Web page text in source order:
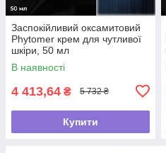
Заспокійливий оксамитовий
Phytomer крем для чутливої
шкіри, 50 мл
В наявності
4 413,64 ₴ 5 732 ₴
Купити